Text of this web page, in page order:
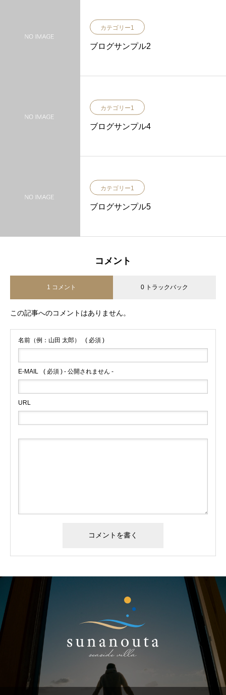
カテゴリー1
ブログサンプル2
カテゴリー1
ブログサンプル4
カテゴリー1
ブログサンプル5
コメント
1 コメント 0 トラックバック
この記事へのコメントはありません。
名前（例：山田 太郎） ( 必須 )
E-MAIL ( 必須 ) - 公開されません -
URL